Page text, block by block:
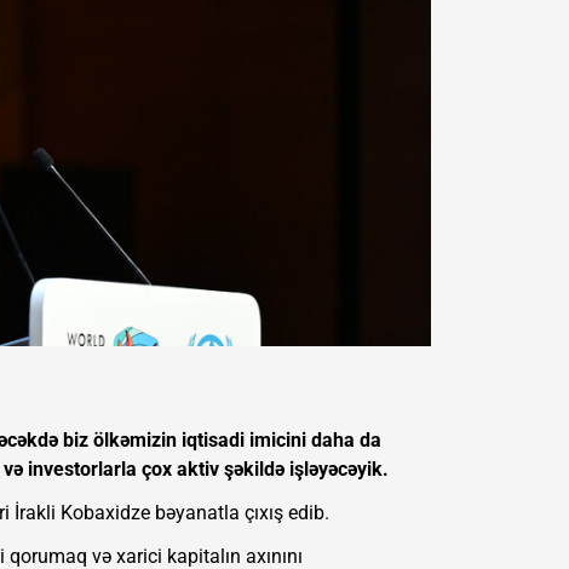
biz ölkəmizin iqtisadi imicini daha da
investorlarla çox aktiv şəkildə işləyəcəyik.
Kobaxidze bəyanatla çıxış edib.
və xarici kapitalın axınını